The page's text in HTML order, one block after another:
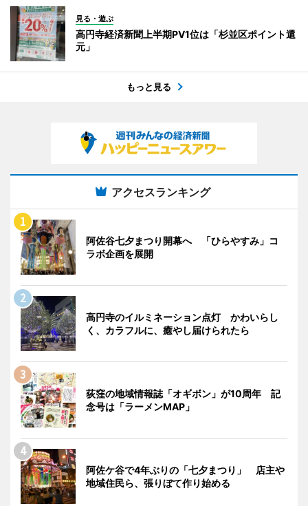
見る・遊ぶ
高円寺経済新聞上半期PV1位は「杉並区ポイント還
元」
もっと見る
アクセスランキング
阿佐谷七夕まつり開幕へ 「ひらやすみ」コ
ラボ企画を展開
高円寺のイルミネーション点灯 かわいらし
く、カラフルに、癒やし届けられたら
荻窪の地域情報誌「オギボン」が10周年 記
念号は「ラーメンMAP」
阿佐ケ谷で4年ぶりの「七夕まつり」 店主や
地域住民ら、張りぼて作り始める